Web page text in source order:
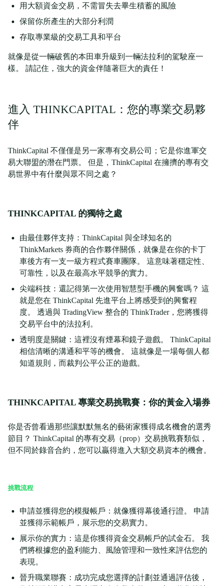
用大額資金交易，不需冒失去畢生積蓄的風險
保留你所產生的大部分利潤
存取專業級的交易工具和平台
就像是從一輛破舊的本田車升級到一輛法拉利的駕駛座一
樣。 請記住，強大的資金伴隨著巨大的責任！
進入 THINKCAPITAL：您的專業交易夥
伴
ThinkCapital 不僅僅是另一家專有交易公司；它是你進軍交
易大聯盟的潛在門票。 但是，ThinkCapital 在擁擠的專有交
易世界中有什麼與眾不同之處？
THINKCAPITAL 的獨特之處
由最佳夥伴支持：ThinkCapital 與全球知名的
ThinkMarkets 券商的合作夥伴關係，就像是在你的卡丁
車後方有一支一級方程式賽車團隊。 這意味著穩定性、
可靠性，以及在最高水平競爭的實力。
尖端科技：還記得第一次使用智慧型手機的興奮嗎？ 這
就是您在 ThinkCapital 先進平台上將感受到的興奮程
度。 透過與 TradingView 整合的 ThinkTrader，您將獲得
交易平台中的法拉利。
透明度是關鍵：這裡沒有煙幕和鏡子遊戲。 ThinkCapital
相信清晰的溝通和平等的機會。 這就像是一場每個人都
知道規則，而裁判公平公正的遊戲。
THINKCAPITAL 專業交易挑戰賽：你的黃金入場券
你是否曾看過那些讓默默無名的藝術家獲得成名機會的選秀
節目？ ThinkCapital 的專有交易（prop）交易挑戰賽類似，
但不同於錄音合約，您可以贏得進入大額交易資本的機會。
挑戰流程
申請並獲得您的模擬帳戶：就像獲得幕後通行證。 申請
並獲得示範帳戶，展示您的交易實力。
展示你的實力：這是你獲得資金交易帳戶的試金石。 我
們將根據您的盈利能力、風險管理和一致性來評估您的
表現。
晉升職業聯賽：成功完成您選擇的計劃並通過評估後，